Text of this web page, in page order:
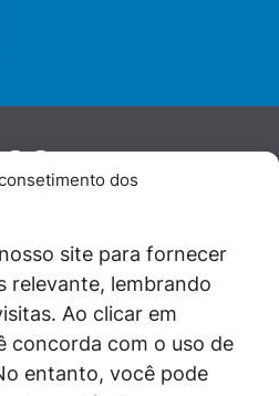
dos
site para fornecer
relevante, lembrando
Ao clicar em
concorda com o uso de
entanto, você pode
os autores e
nacionais, se posicionam
do cotidiano e